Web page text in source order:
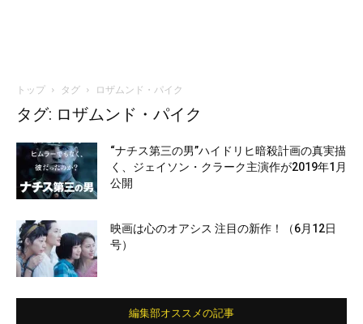
トップ タグ ロザムンド・パイク
タグ: ロザムンド・パイク
“ナチス第三の男”ハイドリヒ暗殺計画の真実描
く、ジェイソン・クラーク主演作が2019年1月
公開
映画は心のオアシス 注目の新作！（6月12日
号）
編集部オススメの記事